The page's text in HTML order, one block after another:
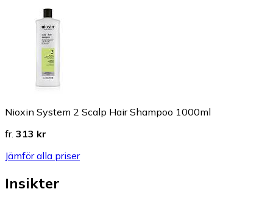
Nioxin System 2 Scalp Hair Shampoo 1000ml
fr. 313 kr
Jämför alla priser
Insikter